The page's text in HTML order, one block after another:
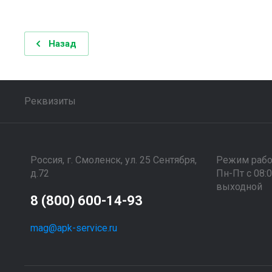
Назад
Реквизиты
Россия, г. Смоленск, ул. 25 Сентября,
д.72
8 (800) 600-14-93
mag@apk-service.ru
Режим
Пн-Пт с
выходной